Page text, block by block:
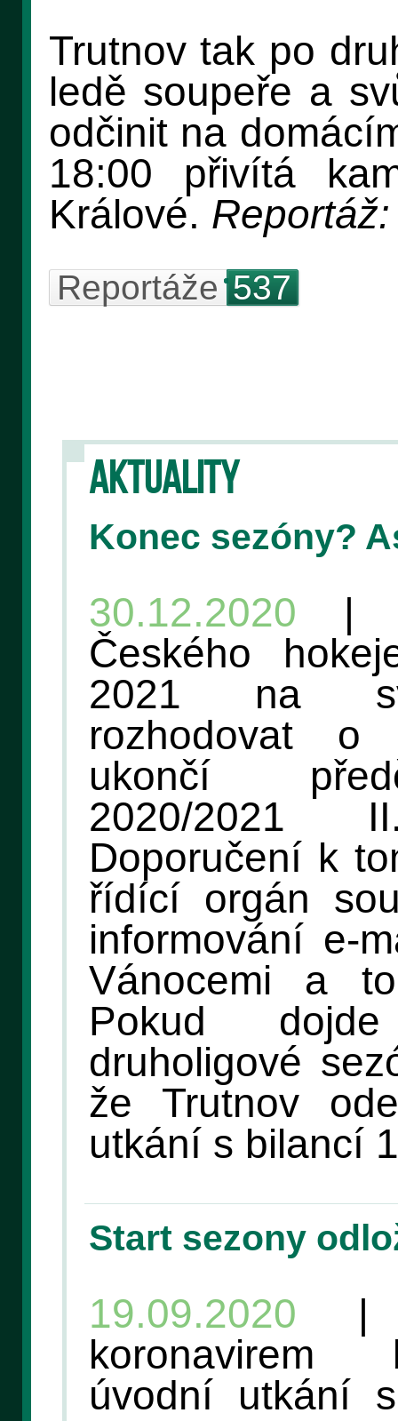
AKTUALITY
Konec sezóny?
30.12.2020 |
Českého
2021 na
rozhodovat
ukončí
2020/
Doporučení k
řídící orgán
informování e-
Vánocemi a
Pokud
druholigové
že Trutnov
utkání s bilancí
Start sezony
19.09.2020 |
koronavirem
úvodní utkání
Trutnov tak po
ledě soupeře a
odčinit na
18:00 přivítá
Králové.
Reportáže 537